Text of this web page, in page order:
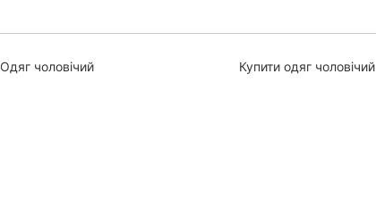
Одяг чоловічий Купити одяг чоловічий